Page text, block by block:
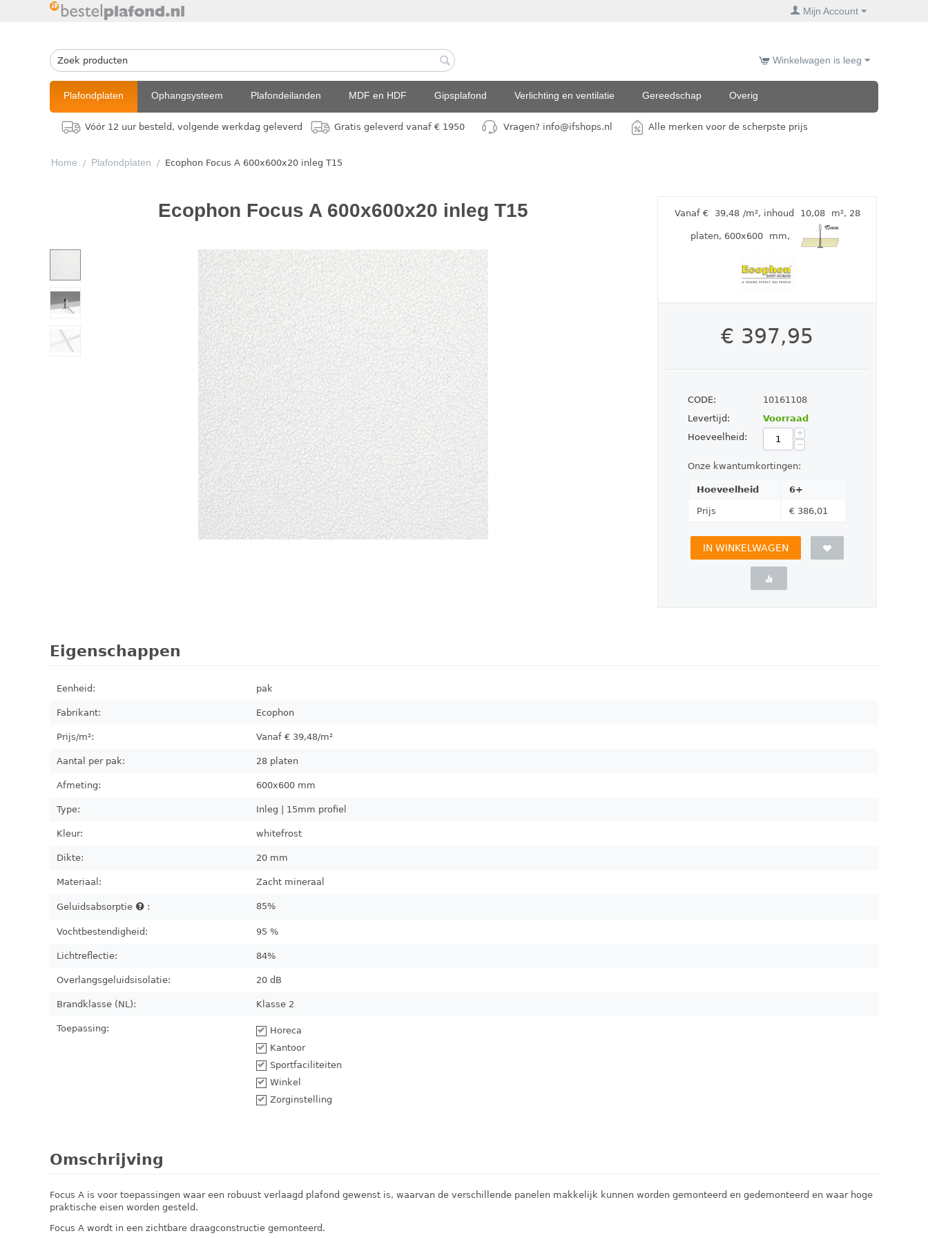
Mijn Account
Winkelwagen is leeg
Plafondplaten Ophangsysteem Plafondeilanden MDF en HDF Gipsplafond Verlichting en ventilatie Gereedschap Overig
Vóór 12 uur besteld, volgende werkdag geleverd Gratis geleverd vanaf € 1950 Vragen? info@ifshops.nl Alle merken voor de scherpste prijs
Home / Plafondplaten / Ecophon Focus A 600x600x20 inleg T15
Ecophon Focus A 600x600x20 inleg T15 Vanaf € 39,48 /m², inhoud 10,08 m², 28
platen, 600x600 mm,
€ 397,95
CODE:
10161108
Levertijd:
Voorraad
Hoeveelheid:
+
−
Onze kwantumkortingen:
Hoeveelheid 6+
Prijs € 386,01
IN WINKELWAGEN
Eigenschappen
Eenheid: pak
Fabrikant: Ecophon
Prijs/m²: Vanaf € 39,48/m²
Aantal per pak: 28 platen
Afmeting: 600x600 mm
Type: Inleg | 15mm profiel
Kleur: whitefrost
Dikte: 20 mm
Materiaal: Zacht mineraal
Geluidsabsorptie : 85%
Vochtbestendigheid: 95 %
Lichtreflectie: 84%
Overlangsgeluidsisolatie: 20 dB
Brandklasse (NL): Klasse 2
Toepassing:
Horeca
Kantoor
Sportfaciliteiten
Winkel
Zorginstelling
Omschrijving
Focus A is voor toepassingen waar een robuust verlaagd plafond gewenst is, waarvan de verschillende panelen makkelijk kunnen worden gemonteerd en gedemonteerd en waar hoge
praktische eisen worden gesteld.
Focus A wordt in een zichtbare draagconstructie gemonteerd.